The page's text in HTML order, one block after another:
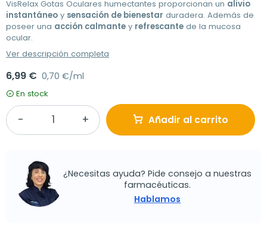
VisRelax Gotas Oculares humectantes proporcionan un alivio
instantáneo y sensación de bienestar duradera. Además de
poseer una acción calmante y refrescante de la mucosa
ocular.
Ver descripción completa
6,99 € 0,70 €/ml
En stock
Añadir al carrito
¿Necesitas ayuda? Pide consejo a nuestras
farmacéuticas.
Hablamos